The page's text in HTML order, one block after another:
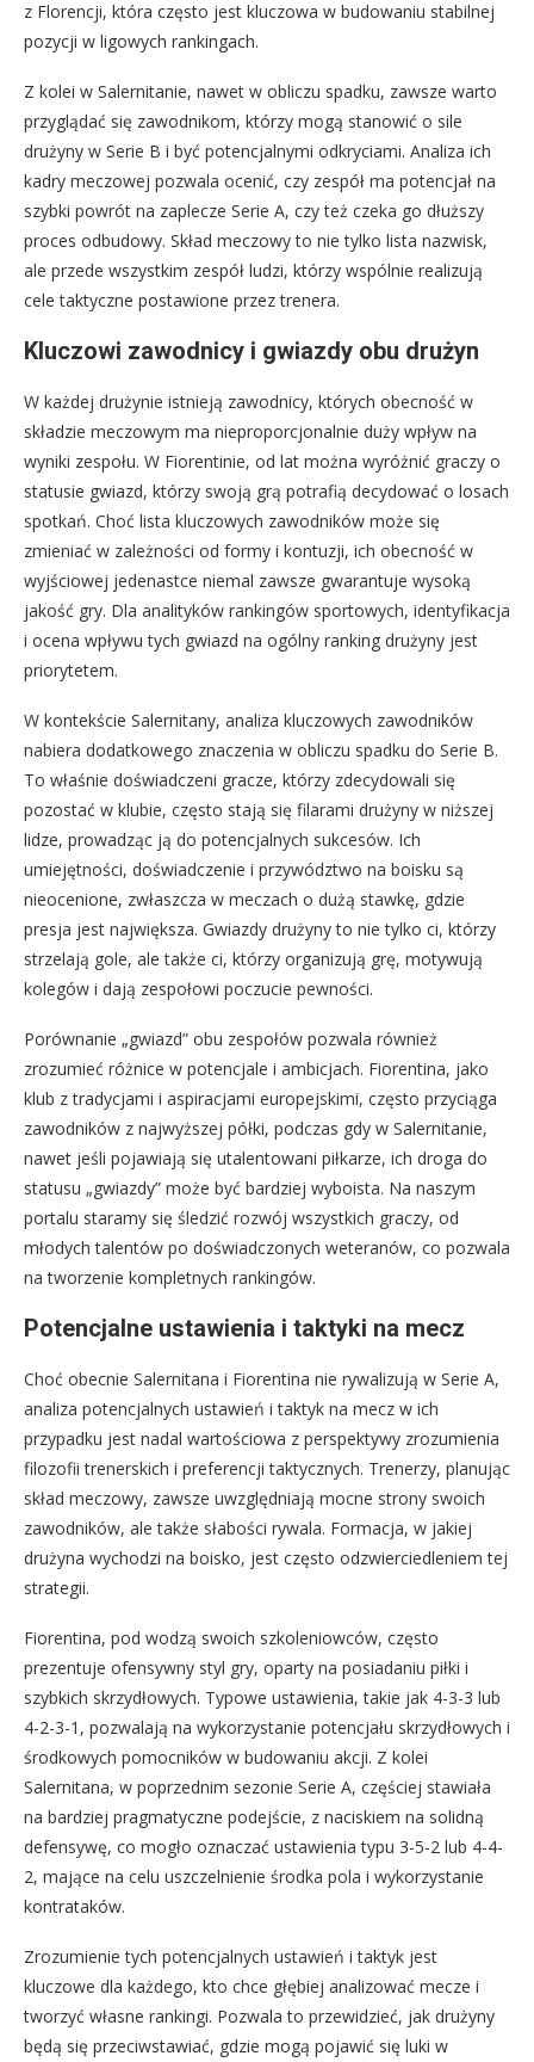
z Florencji, która często jest kluczowa w budowaniu stabilnej
pozycji w ligowych rankingach.
Z kolei w Salernitanie, nawet w obliczu spadku, zawsze warto
przyglądać się zawodnikom, którzy mogą stanowić o sile
drużyny w Serie B i być potencjalnymi odkryciami. Analiza ich
kadry meczowej pozwala ocenić, czy zespół ma potencjał na
szybki powrót na zaplecze Serie A, czy też czeka go dłuższy
proces odbudowy. Skład meczowy to nie tylko lista nazwisk,
ale przede wszystkim zespół ludzi, którzy wspólnie realizują
cele taktyczne postawione przez trenera.
Kluczowi zawodnicy i gwiazdy obu drużyn
W każdej drużynie istnieją zawodnicy, których obecność w
składzie meczowym ma nieproporcjonalnie duży wpływ na
wyniki zespołu. W Fiorentinie, od lat można wyróżnić graczy o
statusie gwiazd, którzy swoją grą potrafią decydować o losach
spotkań. Choć lista kluczowych zawodników może się
zmieniać w zależności od formy i kontuzji, ich obecność w
wyjściowej jedenastce niemal zawsze gwarantuje wysoką
jakość gry. Dla analityków rankingów sportowych, identyfikacja
i ocena wpływu tych gwiazd na ogólny ranking drużyny jest
priorytetem.
W kontekście Salernitany, analiza kluczowych zawodników
nabiera dodatkowego znaczenia w obliczu spadku do Serie B.
To właśnie doświadczeni gracze, którzy zdecydowali się
pozostać w klubie, często stają się filarami drużyny w niższej
lidze, prowadząc ją do potencjalnych sukcesów. Ich
umiejętności, doświadczenie i przywództwo na boisku są
nieocenione, zwłaszcza w meczach o dużą stawkę, gdzie
presja jest największa. Gwiazdy drużyny to nie tylko ci, którzy
strzelają gole, ale także ci, którzy organizują grę, motywują
kolegów i dają zespołowi poczucie pewności.
Porównanie „gwiazd” obu zespołów pozwala również
zrozumieć różnice w potencjale i ambicjach. Fiorentina, jako
klub z tradycjami i aspiracjami europejskimi, często przyciąga
zawodników z najwyższej półki, podczas gdy w Salernitanie,
nawet jeśli pojawiają się utalentowani piłkarze, ich droga do
statusu „gwiazdy” może być bardziej wyboista. Na naszym
portalu staramy się śledzić rozwój wszystkich graczy, od
młodych talentów po doświadczonych weteranów, co pozwala
na tworzenie kompletnych rankingów.
Potencjalne ustawienia i taktyki na mecz
Choć obecnie Salernitana i Fiorentina nie rywalizują w Serie A,
analiza potencjalnych ustawień i taktyk na mecz w ich
przypadku jest nadal wartościowa z perspektywy zrozumienia
filozofii trenerskich i preferencji taktycznych. Trenerzy, planując
skład meczowy, zawsze uwzględniają mocne strony swoich
zawodników, ale także słabości rywala. Formacja, w jakiej
drużyna wychodzi na boisko, jest często odzwierciedleniem tej
strategii.
Fiorentina, pod wodzą swoich szkoleniowców, często
prezentuje ofensywny styl gry, oparty na posiadaniu piłki i
szybkich skrzydłowych. Typowe ustawienia, takie jak 4-3-3 lub
4-2-3-1, pozwalają na wykorzystanie potencjału skrzydłowych i
środkowych pomocników w budowaniu akcji. Z kolei
Salernitana, w poprzednim sezonie Serie A, częściej stawiała
na bardziej pragmatyczne podejście, z naciskiem na solidną
defensywę, co mogło oznaczać ustawienia typu 3-5-2 lub 4-4-
2, mające na celu uszczelnienie środka pola i wykorzystanie
kontrataków.
Zrozumienie tych potencjalnych ustawień i taktyk jest
kluczowe dla każdego, kto chce głębiej analizować mecze i
tworzyć własne rankingi. Pozwala to przewidzieć, jak drużyny
będą się przeciwstawiać, gdzie mogą pojawić się luki w